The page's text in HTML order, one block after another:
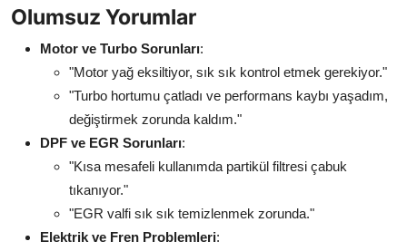
Olumsuz Yorumlar
Motor ve Turbo Sorunları:
"Motor yağ eksiltiyor, sık sık kontrol etmek gerekiyor."
"Turbo hortumu çatladı ve performans kaybı yaşadım,
değiştirmek zorunda kaldım."
DPF ve EGR Sorunları:
"Kısa mesafeli kullanımda partikül filtresi çabuk
tıkanıyor."
"EGR valfi sık sık temizlenmek zorunda."
Elektrik ve Fren Problemleri: